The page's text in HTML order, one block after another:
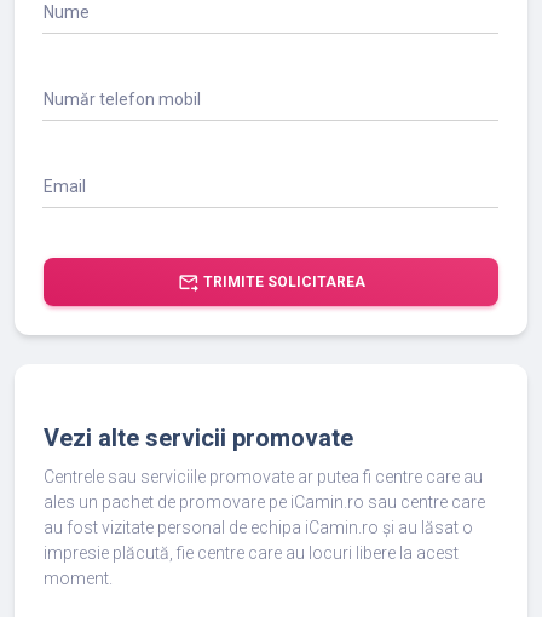
Nume
Număr telefon mobil
Email
forward_to_inbox TRIMITE SOLICITAREA
Vezi alte servicii promovate
Centrele sau serviciile promovate ar putea fi centre care au
ales un pachet de promovare pe iCamin.ro sau centre care
au fost vizitate personal de echipa iCamin.ro și au lăsat o
impresie plăcută, fie centre care au locuri libere la acest
moment.